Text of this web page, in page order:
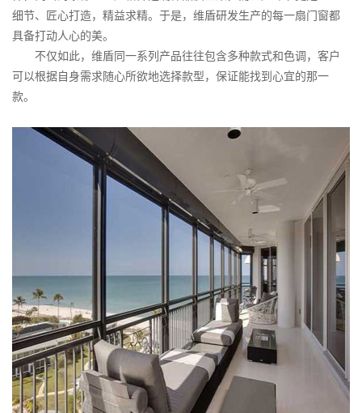
细节、匠心打造，精益求精。于是，维盾研发生产的每一扇门窗都
具备打动人心的美。
不仅如此，维盾同一系列产品往往包含多种款式和色调，客户
可以根据自身需求随心所欲地选择款型，保证能找到心宜的那一
款。